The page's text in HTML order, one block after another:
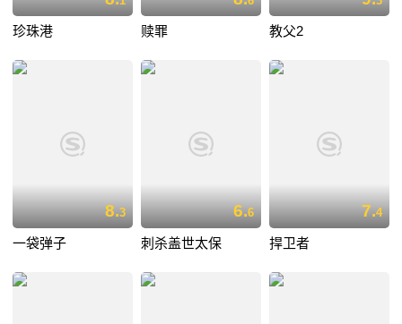
珍珠港 赎罪 教父2
8.3
一袋弹子
6.6
刺杀盖世太保
7.4
捍卫者